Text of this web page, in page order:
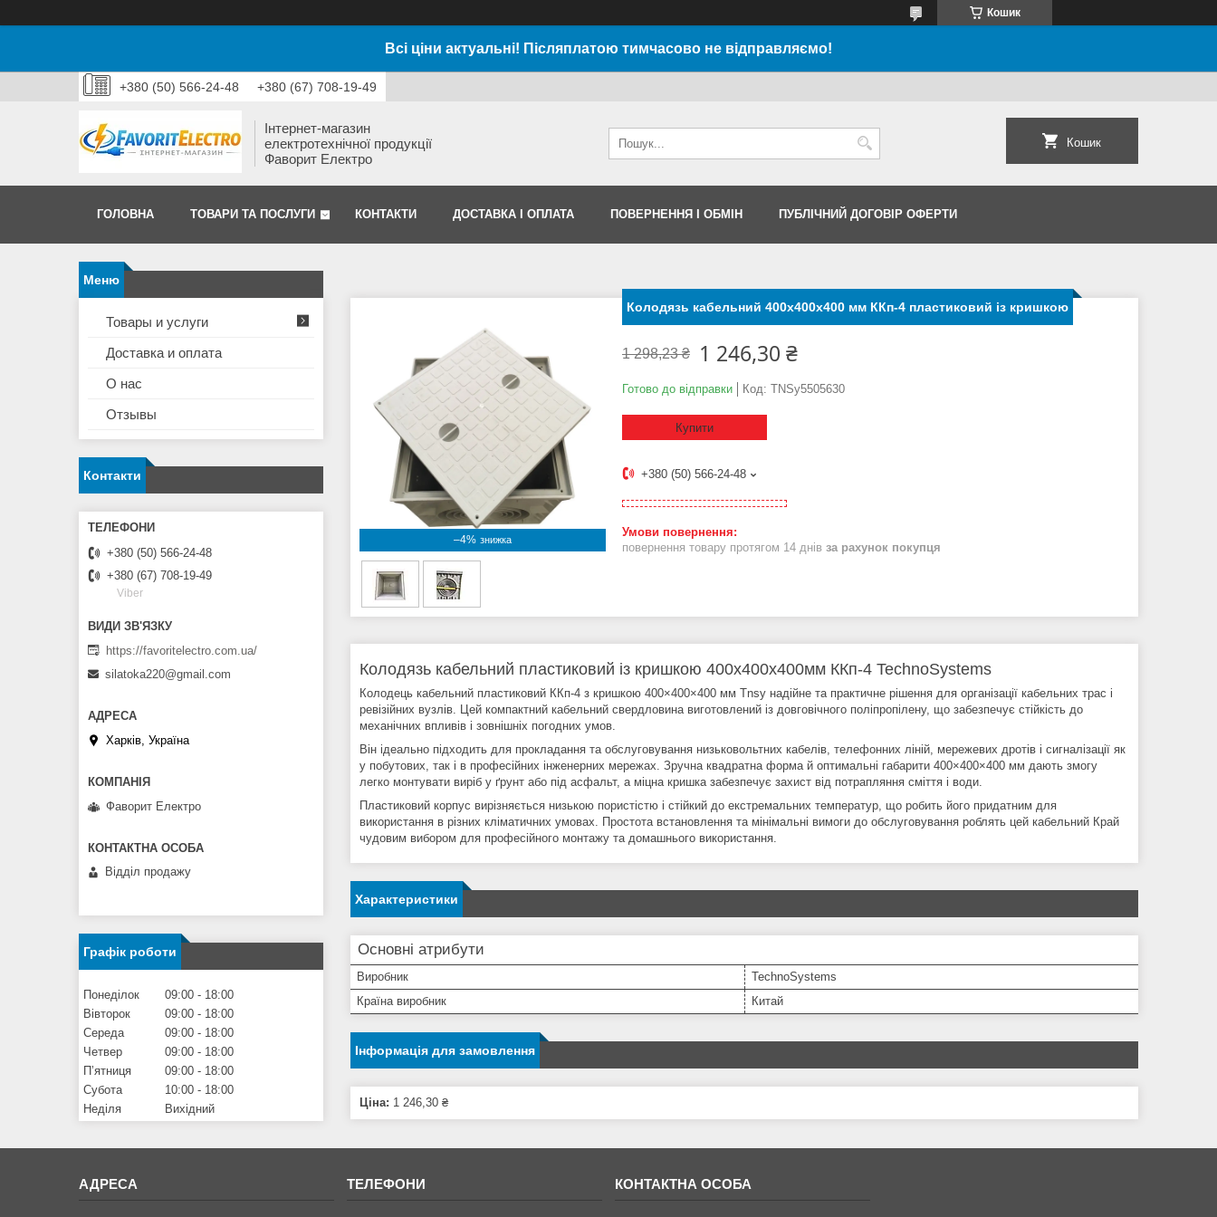
Кошик
Всі ціни актуальні! Післяплатою тимчасово не відправляємо!
+380 (50) 566-24-48 +380 (67) 708-19-49
Інтернет-магазин
електротехнічної продукції
Фаворит Електро
Кошик
ГОЛОВНА ТОВАРИ ТА ПОСЛУГИ КОНТАКТИ ДОСТАВКА І ОПЛАТА ПОВЕРНЕННЯ І ОБМІН ПУБЛІЧНИЙ ДОГОВІР ОФЕРТИ
–4%
Колодязь кабельний 400х400х400 мм ККп-4 пластиковий із кришкою
1 298,23 ₴ 1 246,30 ₴
Готово до відправки Код: TNSy5505630
Купити
+380 (50) 566-24-48
повернення товару протягом 14 днів за рахунок покупця
Колодязь кабельний пластиковий із кришкою 400х400х400мм ККп-4 TechnoSystems
Колодець кабельний пластиковий ККп-4 з кришкою 400×400×400 мм Tnsy надійне та практичне рішення для організації кабельних трас і
ревізійних вузлів. Цей компактний кабельний свердловина виготовлений із довговічного поліпропілену, що забезпечує стійкість до
механічних впливів і зовнішніх погодних умов.
Він ідеально підходить для прокладання та обслуговування низьковольтних кабелів, телефонних ліній, мережевих дротів і сигналізації як
у побутових, так і в професійних інженерних мережах. Зручна квадратна форма й оптимальні габарити 400×400×400 мм дають змогу
легко монтувати виріб у ґрунт або під асфальт, а міцна кришка забезпечує захист від потрапляння сміття і води.
Пластиковий корпус вирізняється низькою пористістю і стійкий до екстремальних температур, що робить його придатним для
використання в різних кліматичних умовах. Простота встановлення та мінімальні вимоги до обслуговування роблять цей кабельний Край
чудовим вибором для професійного монтажу та домашнього використання.
Характеристики
Основні атрибути
Виробник
TechnoSystems
Країна виробник
Китай
Інформація для замовлення
Ціна: 1 246,30 ₴
Товары и услуги
Доставка и оплата
О нас
Отзывы
Контакти
+380 (50) 566-24-48
+380 (67) 708-19-49
Viber
https://favoritelectro.com.ua/
silatoka220@gmail.com
Харків, Україна
Фаворит Електро
Відділ продажу
Графік роботи
Понеділок 09:00
18:00
Вівторок
09:00
18:00
Середа
09:00
18:00
Четвер
09:00
18:00
Пʼятниця
09:00
18:00
Субота
10:00
18:00
Неділя
Вихідний